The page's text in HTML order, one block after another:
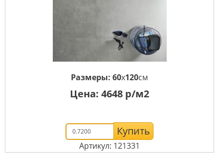
Размеры: 60x120см
Цена: 4648 р/м2
Купить
Артикул: 121331